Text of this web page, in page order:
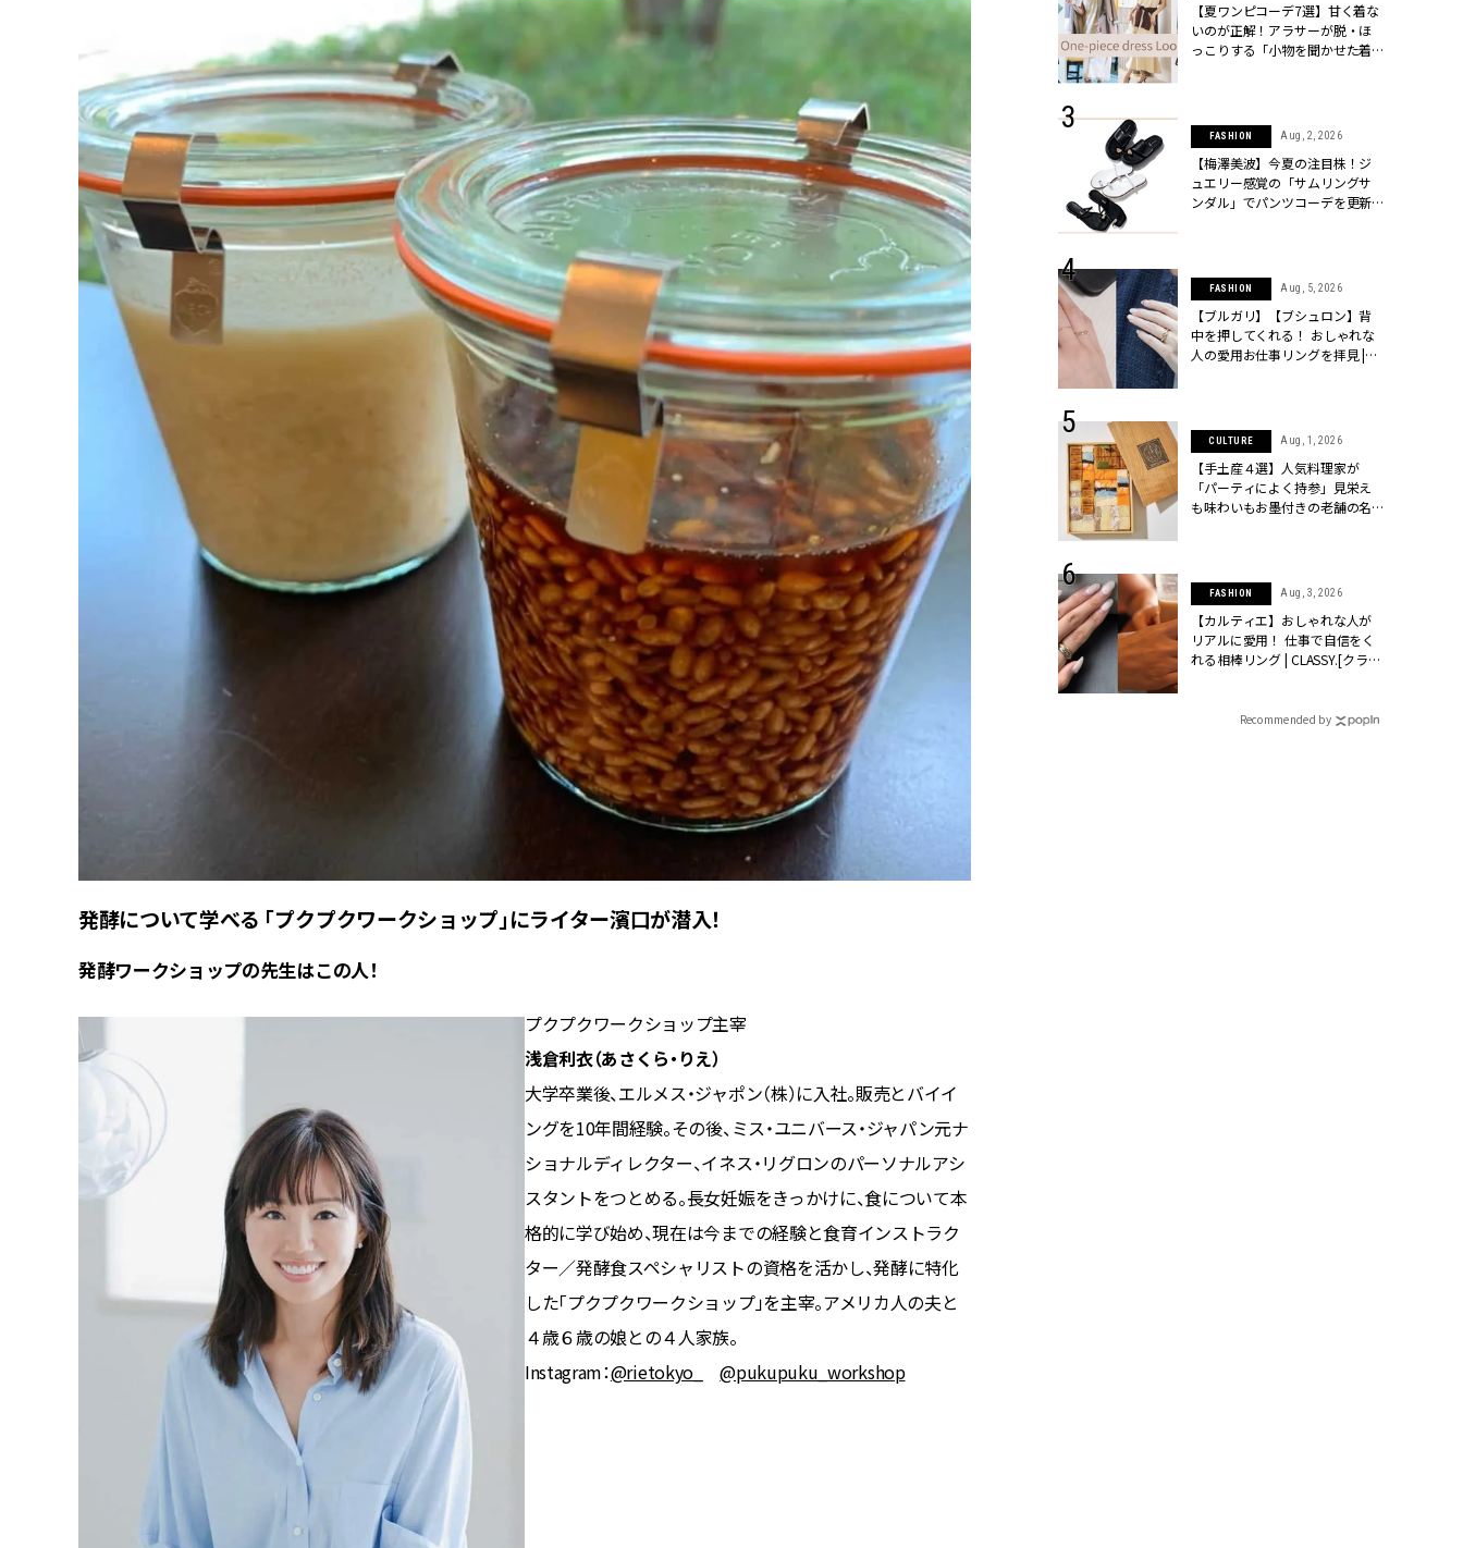
発酵について学べる 「プクプクワークショップ」にライター濱口が潜入！
発酵ワークショップの先生はこの人！
プクプクワークショップ主宰
浅倉利衣（あさくら・りえ）
大学卒業後、エルメス・ジャポン（株）に入社。販売とバイイ
ングを10年間経験。その後、ミス・ユニバース・ジャパン元ナ
ショナルディレクター、イネス・リグロンのパーソナルアシ
スタントをつとめる。長女妊娠をきっかけに、食について本
格的に学び始め、現在は今までの経験と食育インストラク
ター／発酵食スペシャリストの資格を活かし、発酵に特化
した「プクプクワークショップ」を主宰。アメリカ人の夫と
４歳６歳の娘との４人家族。
Instagram：@rietokyo_ @pukupuku_workshop
【ヘアアクセ6選】手抜きに見え
ない！アラサーのまとめ髪が垢
抜ける「即戦力アクセ」たち |
BEAUTY Aug, 7, 2026
冷房・紫外線etc...「夏の隠れ乾
燥」を防ぐ【ベタつかない名品
クリーム】3選＜30代のベストコ
スメ＞ | CLASSY.[クラッシィ]
BEAUTY Nov, 17, 2025
【落ちない名品リップ10選】塗
り直しできない・皮むけしやす
いetc.悩みをクリア | CLASSY.[ク
ラッシィ]
Aug, 5, 2026
ユニクロ名品も！日焼け対策ガ
チ勢の「ないと無理」なアイテ
ムハック7選 | CLASSY.[クラッシ
ィ]
BEAUTY Jul, 13, 2026
朝の“寝ぐせ直し”はもういらな
い！夜に仕込む「ヘアケア家
電」3選 | CLASSY.[クラッシィ]
【結婚指輪】人気ブランドのリ
ング22選｜20〜30代カップルの
WEDDING Jun, 30, 2026
【一生ものジュエリー】1つでも
存在感が際立つ！ポメラートの
「トゥギャザー」シリーズに注
目 | CLASSY.[クラッシィ]
WEDDING Mar, 24, 2026
【トレンドの巻き方３選】結婚
式ゲスト服の鉄板“シンプル黒ワ
ンピ”は『スカーフ』で盛るのが
正解！ | CLASSY.[クラッシィ]
WEDDING
20万円台〜【カルティエ人気リ
ング４選】ラブ、トリニティetc.
を『マリッジ』に選ぶ人増えて
ます！ | CLASSY.[クラッシィ]
WEDDING
失敗しない“ゲスト服”は【セオ
リー】にある！結婚式にも仕事
にも使える上質ベーシック４選 |
CLASSY.[クラッシィ]
【夏ワンピコーデ7選】甘く着な
いのが正解！アラサーが脱・ほ
っこりする「小物を聞かせた着
FASHION Aug, 2, 2026
【梅澤美波】今夏の注目株！ジ
ュエリー感覚の「サムリングサ
ンダル」でパンツコーデを更新 |
FASHION Aug, 5, 2026
【ブルガリ】【ブシュロン】背
中を押してくれる！ おしゃれな
人の愛用お仕事リングを拝見 |
CULTURE Aug, 1, 2026
【手土産４選】人気料理家が
「パーティによく持参」見栄え
も味わいもお墨付きの老舗の名
FASHION Aug, 3, 2026
【カルティエ】おしゃれな人が
リアルに愛用！ 仕事で自信をく
れる相棒リング | CLASSY.[クラッ
Recommended by